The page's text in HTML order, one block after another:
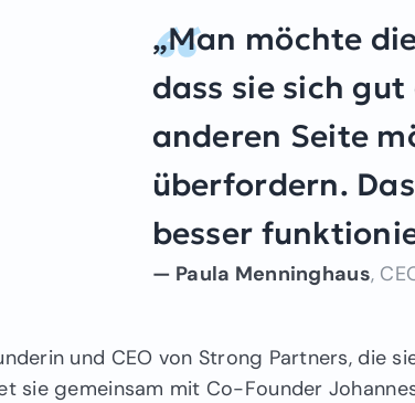
„Man möchte
dass sie sich
anderen Seite
überfordern.
besser
Paula Menninghaus
und CEO von Strong Partners, die
sie gemeinsam mit Co-Founder